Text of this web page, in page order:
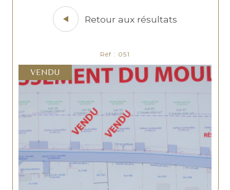
Retour aux résultats
Réf : 051
VENDU